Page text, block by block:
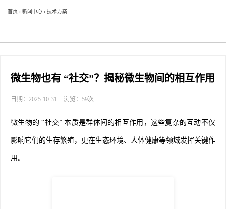
首页 › 新闻中心 › 技术方案
微生物也有 “社交”？揭秘微生物间的相互作用
日期：2025-10-31 浏览：59次
微生物的 “社交” 本质是群体间的相互作用 ，这些复杂的互动不仅
影响它们的生存繁殖，更在生态环境、人体健康等领域发挥关键作
用。